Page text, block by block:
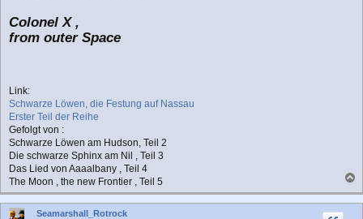
Colonel X ,
from outer Space
Link:
Schwarze Löwen, die Festung auf Nassau
Erster Teil der Reihe
Gefolgt von :
Schwarze Löwen am Hudson, Teil 2
Die schwarze Sphinx am Nil , Teil 3
Das Lied von Aaaalbany , Teil 4
The Moon , the new Frontier , Teil 5
a
c
Seamarshall_Rotrock